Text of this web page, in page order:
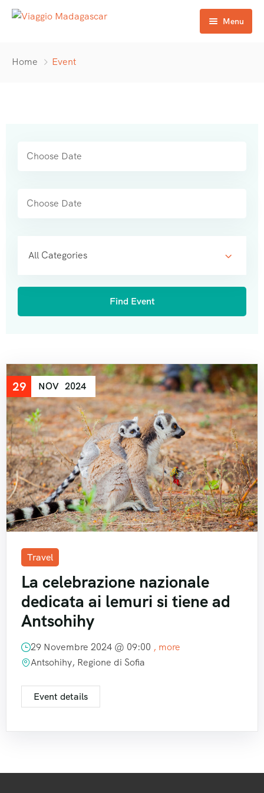
Menu
Home Event
All Categories
29 NOV 2024
Travel
La celebrazione nazionale
dedicata ai lemuri si tiene ad
Antsohihy
29 Novembre 2024 @ 09:00 , more
Antsohihy, Regione di Sofia
Event details